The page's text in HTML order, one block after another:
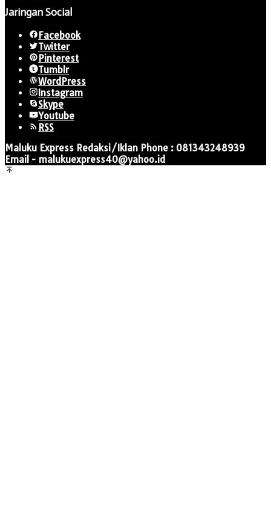
Jaringan Social
Facebook
Twitter
Pinterest
Tumblr
WordPress
Instagram
Skype
Youtube
RSS
Maluku Express Redaksi/Iklan Phone : 081343248939
Email - malukuexpress40@yahoo.id